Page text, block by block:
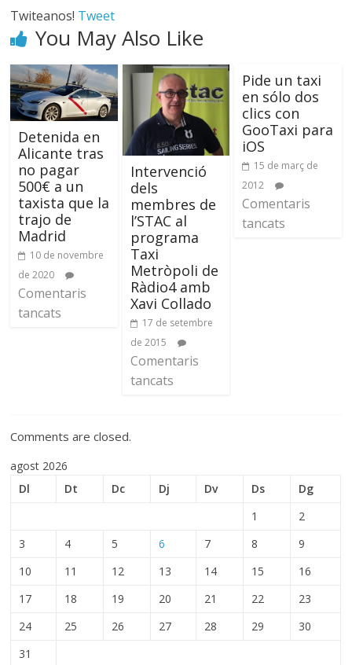
Twiteanos! Tweet
You May Also Like
Detenida en
Alicante tras
no pagar
500€ a un
taxista que la
trajo de
Madrid
10 de novembre
de 2020
Comentaris
tancats
Intervenció
dels
membres de
l’STAC al
programa
Taxi
Metròpoli de
Ràdio4 amb
Xavi Collado
17 de setembre
de 2015
Comentaris
tancats
Pide un taxi
en sólo dos
clics con
GooTaxi para
iOS
15 de març de
2012
Comentaris
tancats
Comments are closed.
agost 2026
Dl
Dt Dc Dj Dv Ds
Dg
1
2
3
4 5 6 7 8
9
10
11 12 13 14 15
16
17
18 19 20 21 22
23
24
25 26 27 28 29
30
31